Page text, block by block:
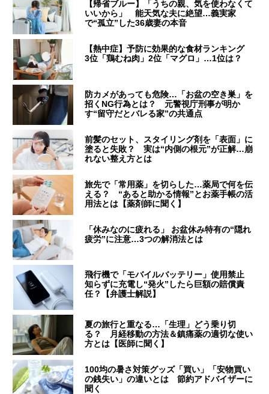
【帰省ブルー】「うちの親、気を使わなくて
いいから」 能天気な夫に絶望…義実家
で“孤立”した36歳妻の本音
【熱中症】予防に効果的な食材ランキング
3位「鶏むね肉」2位「マグロ」…1位は？
防カメがあっても危険…「お盆の空き巣」を
招くNG行為とは？ 元警視庁刑事が明か
す“留守だとバレる家”の共通点
前髪のセット、スタイリング剤を「表面」に
塗ると失敗？ 実は“内側の根元”が正解…崩
れない整え方とは
旅先で「常用薬」を切らした…薬局で何を伝
える？ “あると助かる情報”とお薬手帳の活
用法とは【薬剤師に聞く】
「休みなのに疲れる」 お盆休み特有の“隠れ
疲労”に注意…3つの解消法とは
飛行機で「モバイルバッテリー」使用禁止
知らずに充電し“発火”したら巨額の賠償責
任？【弁護士解説】
夏の旅行と重なる…「生理」どう乗り切
る？ 月経移動の方法＆鎮痛薬の適切な使い
方とは【医師に聞く】
100均の暑さ対策グッズ「買い」「安物買い
の銭失い」の違いとは 節約アドバイザーに
聞く